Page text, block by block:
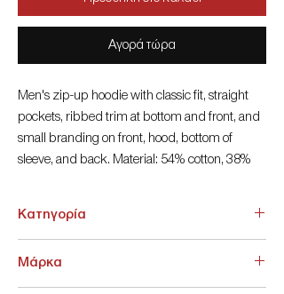
Αγορά τώρα
Men's zip-up hoodie with classic fit, straight
pockets, ribbed trim at bottom and front, and
small branding on front, hood, bottom of
sleeve, and back. Material: 54% cotton, 38%
Κατηγορία
Μάρκα